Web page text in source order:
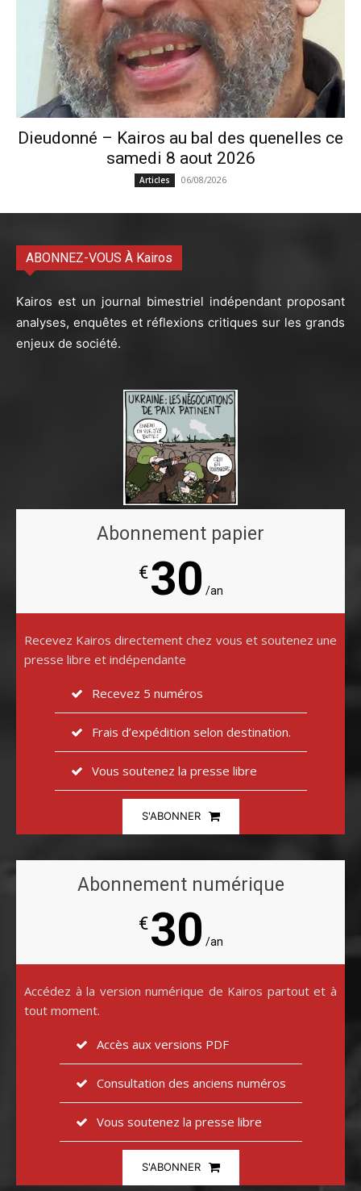
Dieudonné – Kairos au bal des quenelles ce
samedi 8 aout 2026
Articles 06/08/2026
ABONNEZ-VOUS À Kairos
Kairos est un journal bimestriel indépendant proposant
analyses, enquêtes et réflexions critiques sur les grands
enjeux de société.
Abonnement papier
€30 /an
Recevez Kairos directement chez vous et soutenez une
presse libre et indépendante
Recevez 5 numéros
Frais d’expédition selon destination.
Vous soutenez la presse libre
S'ABONNER
Abonnement numérique
€30 /an
Accédez à la version numérique de Kairos partout et à
tout moment.
Accès aux versions PDF
Consultation des anciens numéros
Vous soutenez la presse libre
S'ABONNER